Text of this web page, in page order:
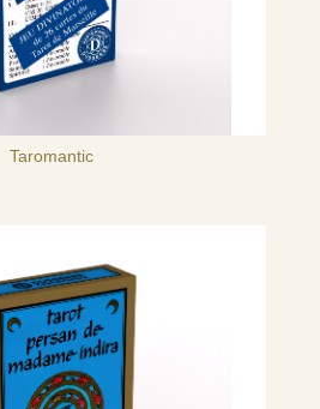
Taromantic